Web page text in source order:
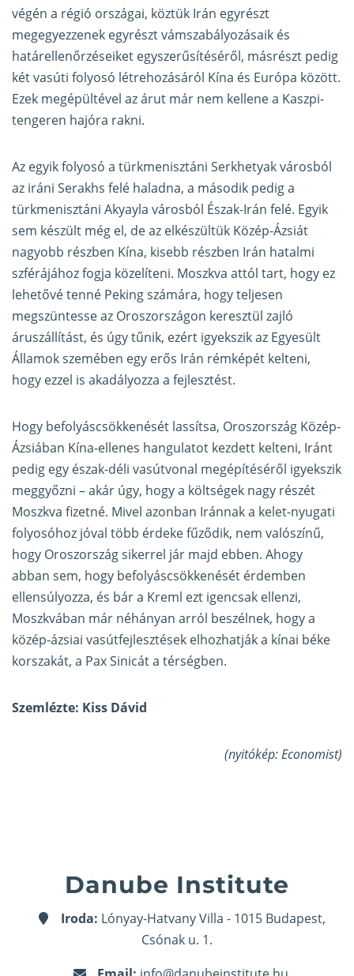
végén a régió országai, köztük Irán egyrészt
megegyezzenek egyrészt vámszabályozásaik és
határellenőrzéseiket egyszerűsítéséről, másrészt pedig
két vasúti folyosó létrehozásáról Kína és Európa között.
Ezek megépültével az árut már nem kellene a Kaszpi-
tengeren hajóra rakni.
Az egyik folyosó a türkmenisztáni Serkhetyak városból
az iráni Serakhs felé haladna, a második pedig a
türkmenisztáni Akyayla városból Észak-Irán felé. Egyik
sem készült még el, de az elkészültük Közép-Ázsiát
nagyobb részben Kína, kisebb részben Irán hatalmi
szférájához fogja közelíteni. Moszkva attól tart, hogy ez
lehetővé tenné Peking számára, hogy teljesen
megszüntesse az Oroszországon keresztül zajló
áruszállítást, és úgy tűnik, ezért igyekszik az Egyesült
Államok szemében egy erős Irán rémképét kelteni,
hogy ezzel is akadályozza a fejlesztést.
Hogy befolyáscsökkenését lassítsa, Oroszország Közép-
Ázsiában Kína-ellenes hangulatot kezdett kelteni, Iránt
pedig egy észak-déli vasútvonal megépítéséről igyekszik
meggyőzni – akár úgy, hogy a költségek nagy részét
Moszkva fizetné. Mivel azonban Iránnak a kelet-nyugati
folyosóhoz jóval több érdeke fűződik, nem valószínű,
hogy Oroszország sikerrel jár majd ebben. Ahogy
abban sem, hogy befolyáscsökkenését érdemben
ellensúlyozza, és bár a Kreml ezt igencsak ellenzi,
Moszkvában már néhányan arról beszélnek, hogy a
közép-ázsiai vasútfejlesztések elhozhatják a kínai béke
korszakát, a Pax Sinicát a térségben.
Szemlézte: Kiss Dávid
(nyitókép: Economist)
Danube Institute
Iroda: Lónyay-Hatvany Villa - 1015 Budapest,
Csónak u. 1.